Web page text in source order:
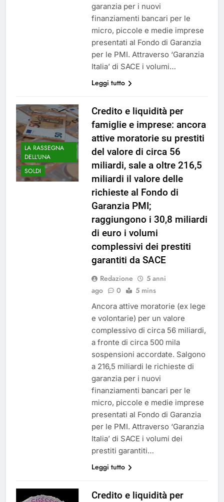
garanzia per i nuovi
finanziamenti bancari per le
micro, piccole e medie imprese
presentati al Fondo di Garanzia
per le PMI. Attraverso ‘Garanzia
Italia’ di SACE i volumi…
Leggi tutto
LA RASSEGNA
DELL'UNA
SOLDI
Credito e liquidità per
famiglie e imprese: ancora
attive moratorie su prestiti
del valore di circa 56
miliardi, sale a oltre 216,5
miliardi il valore delle
richieste al Fondo di
Garanzia PMI;
raggiungono i 30,8 miliardi
di euro i volumi
complessivi dei prestiti
garantiti da SACE
Redazione
5 anni
ago
0 5 mins
Ancora attive moratorie (ex lege
e volontarie) per un valore
complessivo di circa 56 miliardi,
a fronte di circa 500 mila
sospensioni accordate. Salgono
a 216,5 miliardi le richieste di
garanzia per i nuovi
finanziamenti bancari per le
micro, piccole e medie imprese
presentati al Fondo di Garanzia
per le PMI. Attraverso ‘Garanzia
Italia’ di SACE i volumi dei
prestiti garantiti…
Leggi tutto
Credito e liquidità per